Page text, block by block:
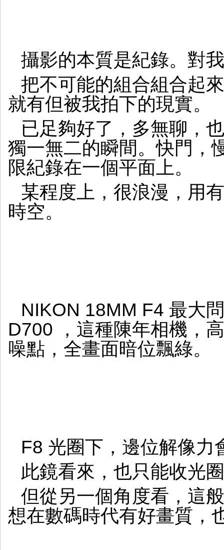
攝影的本質是紀錄。對
把不可能的組合組合起
就有但被我拍下的現實。
已足夠好了，多無聊，
獨一無二的瞬間。快門，
限紀錄在一個平面上。
某程度上，很浪漫，用
時空。
NIKON 18MM F4 最大
D700 ，這種陳年相機，
噪點，全畫面暗位飄綠。
F8 光圈下，邊位解像力
此鏡看來，也只能收光
但從另一個角度看，這
想在數碼時代有好畫質，